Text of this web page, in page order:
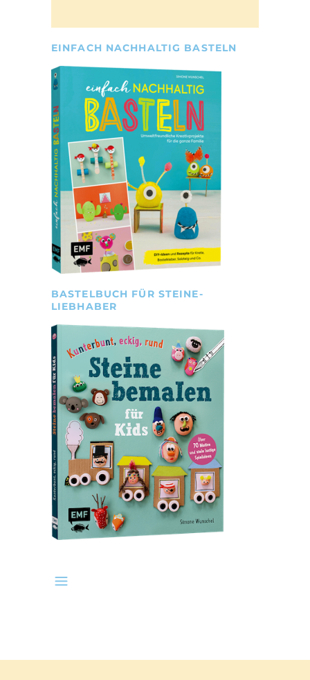
EINFACH NACHHALTIG BASTELN
BASTELBUCH FÜR STEINE-
LIEBHABER